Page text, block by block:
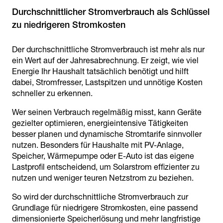
Durchschnittlicher Stromverbrauch als Schlüssel
Der durchschnittliche Stromverbrauch ist mehr als nur
ein Wert auf der Jahresabrechnung. Er zeigt, wie viel
Energie Ihr Haushalt tatsächlich benötigt und hilft
dabei, Stromfresser, Lastspitzen und unnötige Kosten
schneller zu erkennen.
Wer seinen Verbrauch regelmäßig misst, kann Geräte
gezielter optimieren, energieintensive Tätigkeiten
besser planen und dynamische Stromtarife sinnvoller
nutzen. Besonders für Haushalte mit PV-Anlage,
Speicher, Wärmepumpe oder E-Auto ist das eigene
Lastprofil entscheidend, um Solarstrom effizienter zu
nutzen und weniger teuren Netzstrom zu beziehen.
So wird der durchschnittliche Stromverbrauch zur
Grundlage für niedrigere Stromkosten, eine passend
dimensionierte Speicherlösung und mehr langfristige